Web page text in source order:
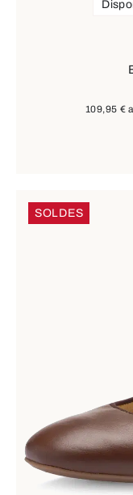
109,95 €
SOLDES